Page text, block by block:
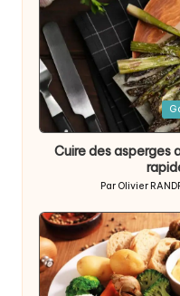
Posted
Cuire des asperges
Posted
by
Par Olivier